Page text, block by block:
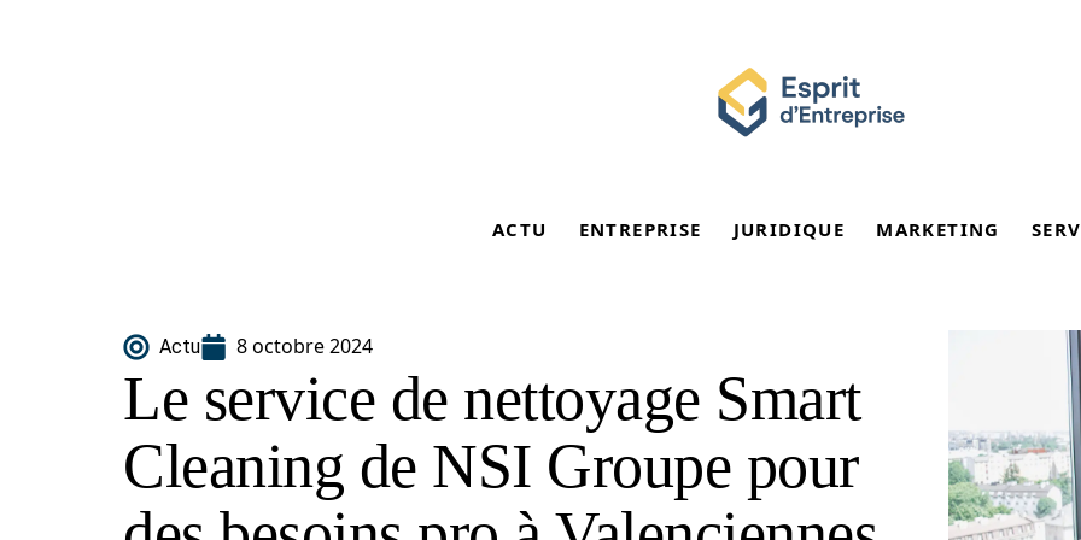
ACTU ENTREPRISE JURIDIQUE MARKETING
Actu 8 octobre 2024
Le service de nettoyage Smart
Cleaning de NSI Groupe pour